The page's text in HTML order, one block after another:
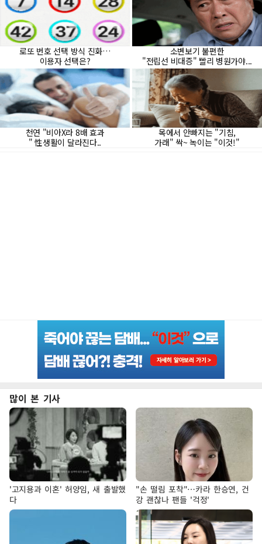
많이 본 기사
'고지용과 이혼' 허양임, 새 출발했
다
"손 떨림 포착"…카라 한승연, 건
강 괜찮나 팬들 '걱정'